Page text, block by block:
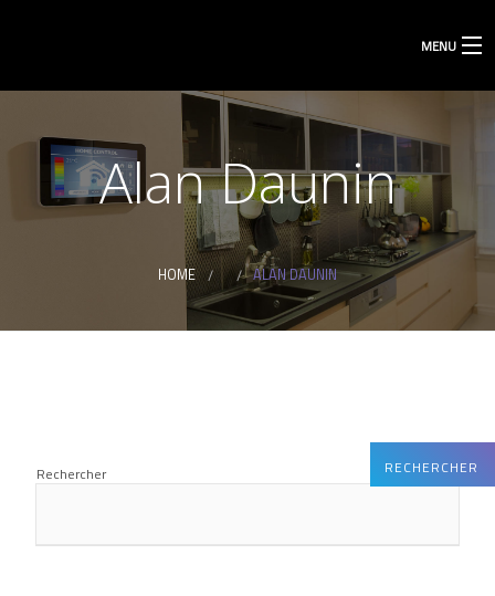
MENU
Alan Daunin
HOME ALAN DAUNIN
Rechercher RECHERCHER